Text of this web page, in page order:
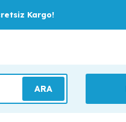
Kargo!
ARA